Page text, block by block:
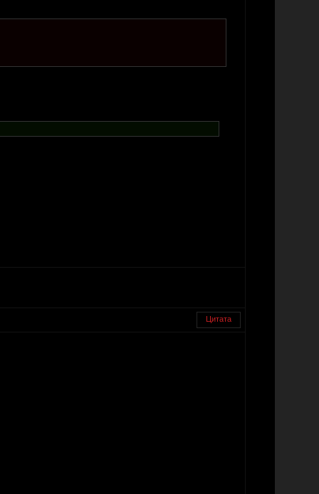
Цитата